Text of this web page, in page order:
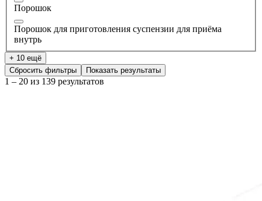
Порошок
Порошок для приготовления суспензии для приёма
внутрь
+ 10 ещё
Сбросить фильтры
Показать результаты
1 – 20 из 139 результатов